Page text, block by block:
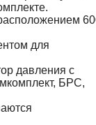
для
давления с
БРС,